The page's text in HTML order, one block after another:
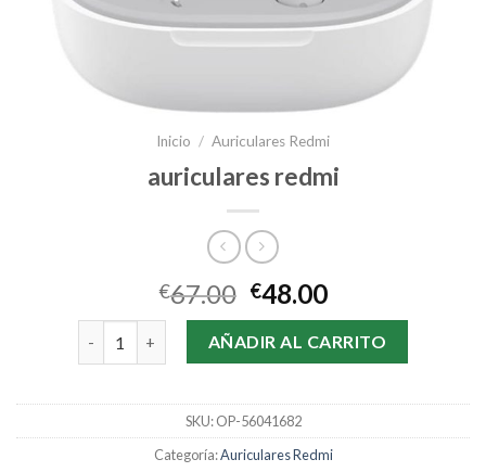
Inicio / Auriculares Redmi
auriculares redmi
€67.00 €48.00
auriculares redmi cantidadAÑADIR AL CARRITO
SKU:OP-56041682
Categoría:Auriculares Redmi